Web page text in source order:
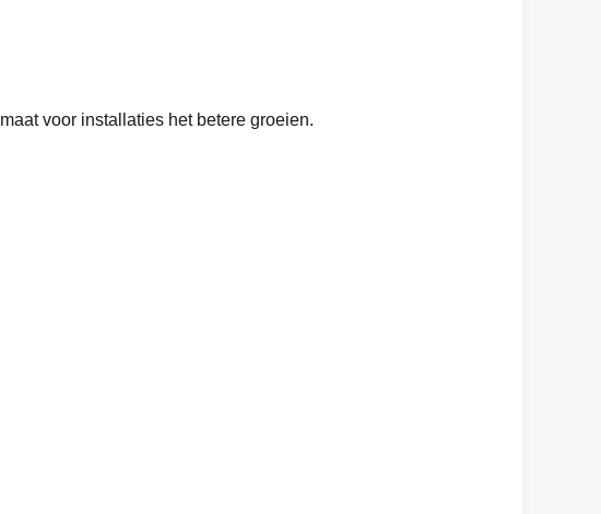
voor installaties het betere groeien.